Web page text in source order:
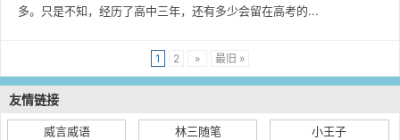
多。只是不知，经历了高中三年，还有多少会留在高考的...
1 2 » 最旧 »
友情链接
威言威语 林三随笔 小王子